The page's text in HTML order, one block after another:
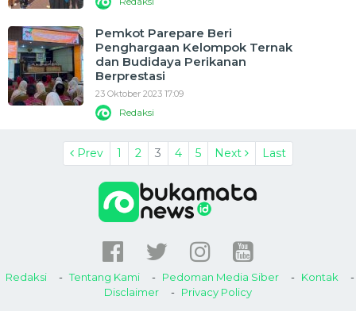
Pemkot Parepare Beri
Penghargaan Kelompok Ternak
dan Budidaya Perikanan
Berprestasi
23 Oktober 2023 17:09
Redaksi
Prev 1 2 3 4 5 Next Last
Redaksi Tentang Kami Pedoman Media Siber
Kontak
Disclaimer
Privacy Policy